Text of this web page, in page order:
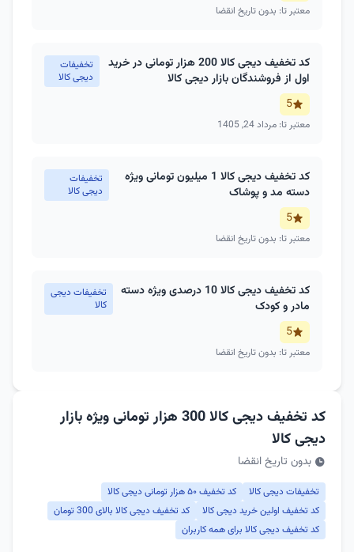
معتبر تا: بدون تاریخ انقضا
کد تخفیف دیجی کالا 200 هزار تومانی در خرید
اول از فروشندگان بازار دیجی کالا
تخفیفات
دیجی کالا
5
معتبر تا: مرداد 24, 1405
کد تخفیف دیجی کالا 1 میلیون تومانی ویژه
دسته مد و پوشاک
تخفیفات
دیجی کالا
5
معتبر تا: بدون تاریخ انقضا
کد تخفیف دیجی کالا 10 درصدی ویژه دسته
مادر و کودک
تخفیفات دیجی
کالا
5
معتبر تا: بدون تاریخ انقضا
کد تخفیف دیجی کالا 300 هزار تومانی ویژه بازار
دیجی کالا
بدون تاریخ انقضا
تخفیفات دیجی کالا
کد تخفیف ۵۰ هزار تومانی دیجی کالا
کد تخفیف اولین خرید دیجی کالا
کد تخفیف دیجی کالا بالای 300 تومان
کد تخفیف دیجی کالا برای همه کاربران